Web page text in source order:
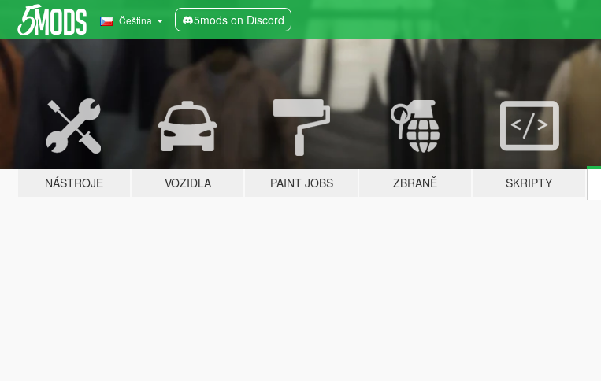
Čeština 5mods on Discord
NÁSTROJE VOZIDLA PAINT JOBS ZBRANĚ SKRIPTY